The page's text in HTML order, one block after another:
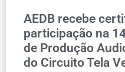
AEDB recebe
participação na
de Produção
do Circuito Tela